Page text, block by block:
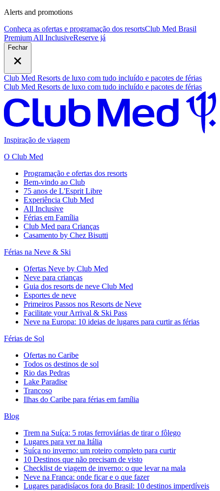
Alerts and promotions
Conheça as ofertas e programação dos resortsClub Med Brasil
Premium All InclusiveReserve já
Fechar
Club Med Resorts de luxo com tudo incluído e pacotes de férias
Club Med Resorts de luxo com tudo incluído e pacotes de férias
Inspiração de viagem
O Club Med
Programação e ofertas dos resorts
Bem-vindo ao Club
75 anos de L'Esprit Libre
Experiência Club Med
All Inclusive
Férias em Família
Club Med para Crianças
Casamento by Chez Bisutti
Férias na Neve & Ski
Ofertas Neve by Club Med
Neve para crianças
Guia dos resorts de neve Club Med
Esportes de neve
Primeiros Passos nos Resorts de Neve
Facilitate your Arrival & Ski Pass
Neve na Europa: 10 ideias de lugares para curtir as férias
Férias de Sol
Ofertas no Caribe
Todos os destinos de sol
Rio das Pedras
Lake Paradise
Trancoso
Ilhas do Caribe para férias em família
Blog
Trem na Suíça: 5 rotas ferroviárias de tirar o fôlego
Lugares para ver na Itália
Suíça no inverno: um roteiro completo para curtir
10 Destinos que não precisam de visto
Checklist de viagem de inverno: o que levar na mala
Neve na França: onde ficar e o que fazer
Lugares paradisíacos fora do Brasil: 10 destinos imperdíveis